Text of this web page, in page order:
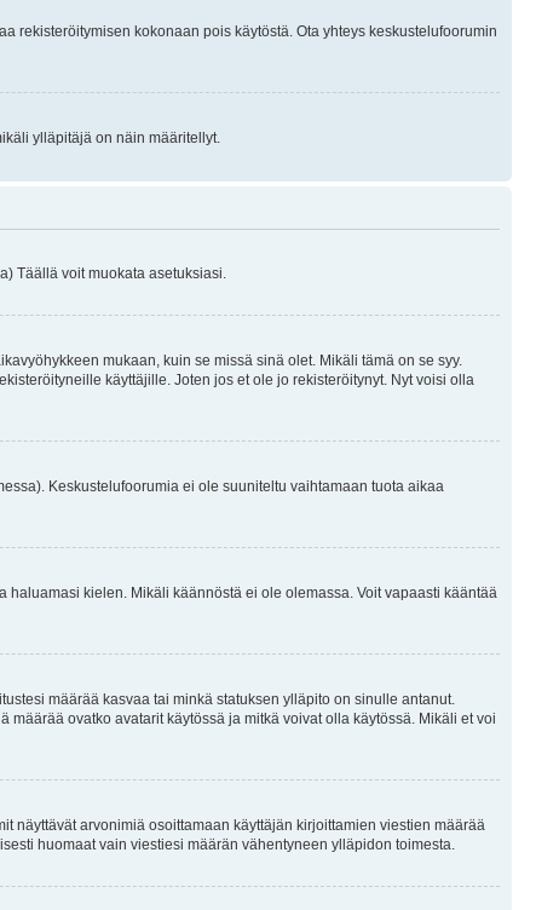
rekisteröitymisen kokonaan pois käytöstä. Ota yhteys keskustelufoorumin
ylläpitäjä on näin määritellyt.
Täällä voit muokata asetuksiasi.
mukaan, kuin se missä sinä olet. Mikäli tämä on se syy.
käyttäjille. Joten jos et ole jo rekisteröitynyt. Nyt voisi olla
Keskustelufoorumia ei ole suuniteltu vaihtamaan tuota aikaa
kielen. Mikäli käännöstä ei ole olemassa. Voit vapaasti kääntää
määrää kasvaa tai minkä statuksen ylläpito on sinulle antanut.
ovatko avatarit käytössä ja mitkä voivat olla käytössä. Mikäli et voi
näyttävät arvonimiä osoittamaan käyttäjän kirjoittamien viestien määrää
huomaat vain viestiesi määrän vähentyneen ylläpidon toimesta.